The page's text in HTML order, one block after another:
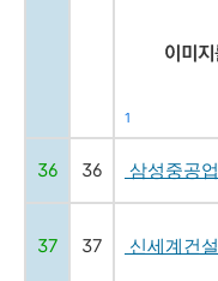
1
36 36 삼성중공업
37 37 신세계건설